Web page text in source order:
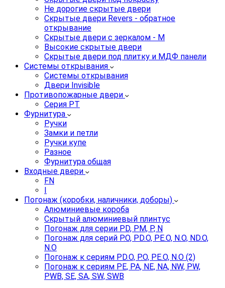
Не дорогие скрытые двери
Скрытые двери Revers - обратное
открывание
Скрытые двери с зеркалом - M
Высокие скрытые двери
Скрытые двери под плитку и МДФ панели
Системы открывания
Системы открывания
Двери Invisible
Противопожарные двери
Серия PT
Фурнитура
Ручки
Замки и петли
Ручки купе
Разное
Фурнитура общая
Входные двери
FN
I
Погонаж (коробки, наличники, доборы)
Алюминиевые короба
Скрытый алюминиевый плинтус
Погонаж для серии PD, PM, P, N
Погонаж для серий P.O, PD.O, PE.O, N.O, ND.O,
N.O
Погонаж к сериям PD.O, P.O, PE.O, N.O (2)
Погонаж к сериям PE, PA, NE, NA, NW, PW,
PWB, SE, SA, SW, SWB